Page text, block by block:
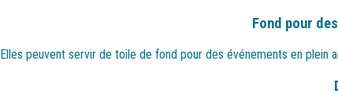
Fond pour
Elles peuvent servir de toile de fond pour des événements en